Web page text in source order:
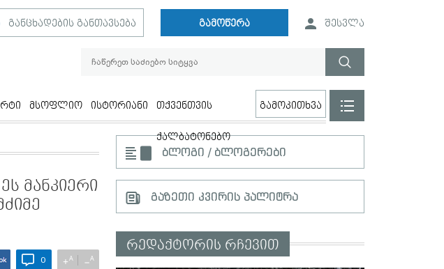
განცხადების განთავსება გამოწერა შესვლა
მსოფლიო ისტორიანი თქვენთვის
ქალბატონებო
გამოკითხვა
მანკიერი
0 +A −A
ბლოგი / ბლოგერები
გაზეთი კვირის პალიტრა
რედაქტორის რჩევით